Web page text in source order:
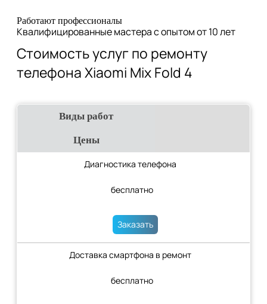
Работают профессионалы
Квалифицированные мастера с опытом от 10 лет
Стоимость услуг по ремонту
телефона Xiaomi Mix Fold 4
Виды работ
Цены
Диагностика телефона
бесплатно
Заказать
Доставка смартфона в ремонт
бесплатно